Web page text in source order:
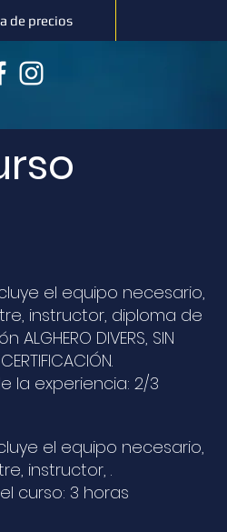
de precios
el equipo necesario,
instructor, diploma de
DIVERS, SIN
la experiencia: 2/3
el equipo necesario,
instructor, .
curso: 3 horas